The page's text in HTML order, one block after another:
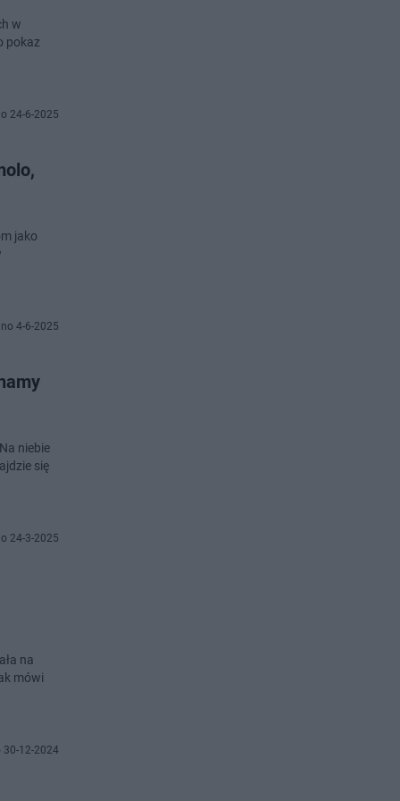
w
pokaz
24-6-2025
jako
4-6-2025
niebie
się
24-3-2025
na
mówi
30-12-2024